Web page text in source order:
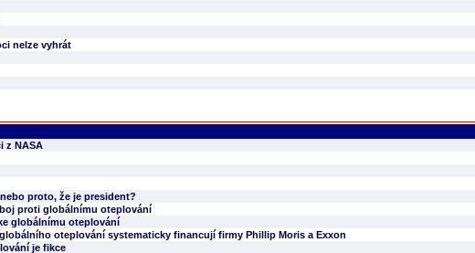
nelze vyhrát
z NASA
proto, že je president?
proti globálnímu oteplování
globálnímu oteplování
oteplování systematicky financují firmy Phillip Moris a Exxon
je fikce